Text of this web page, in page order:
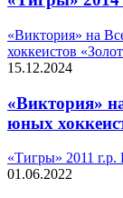
«Виктория» на
хоккеистов
15.12.2024
«Виктория»
юных
«Тигры» 2011 г.р.
01.06.2022